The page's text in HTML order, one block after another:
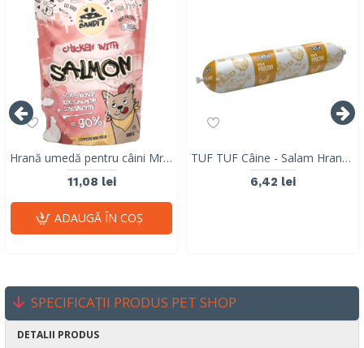
Hrană umedă pentru câini Mr. Bandit DuoProtein, pui și somon,380g
11,08 lei
ADAUGĂ ÎN COŞ
TUF TUF Câine - Salam Hrană Umedă cu Pui 900g
6,42 lei
SPECIFICAȚII PRODUS PET SHOP
DETALII PRODUS